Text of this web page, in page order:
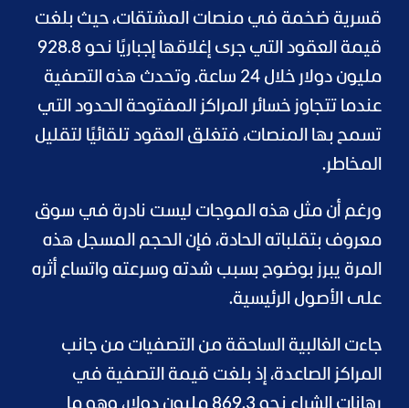
قسرية ضخمة في منصات المشتقات، حيث بلغت
قيمة العقود التي جرى إغلاقها إجباريًا نحو 928.8
مليون دولار خلال 24 ساعة. وتحدث هذه التصفية
عندما تتجاوز خسائر المراكز المفتوحة الحدود التي
تسمح بها المنصات، فتغلق العقود تلقائيًا لتقليل
المخاطر.
ورغم أن مثل هذه الموجات ليست نادرة في سوق
معروف بتقلباته الحادة، فإن الحجم المسجل هذه
المرة يبرز بوضوح بسبب شدته وسرعته واتساع أثره
على الأصول الرئيسية.
جاءت الغالبية الساحقة من التصفيات من جانب
المراكز الصاعدة، إذ بلغت قيمة التصفية في
رهانات الشراء نحو 869.3 مليون دولار، وهو ما